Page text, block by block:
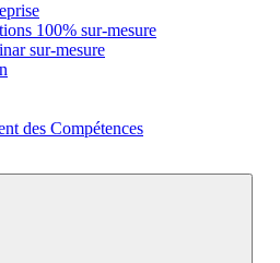
100% sur-mesure
sur-mesure
des Compétences